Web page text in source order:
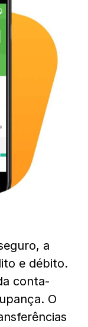
a
e débito.
conta-
O